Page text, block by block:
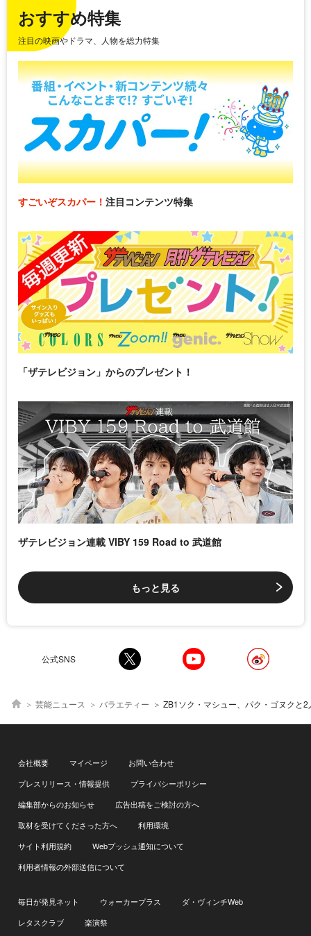
おすすめ特集
注目の映画やドラマ、人物を総力特集
すごいぞスカパー！ 注目コンテンツ特集
「ザテレビジョン」からのプレゼント！
ザテレビジョン連載 VIBY 159 Road to 武道館
もっと見る
公式SNS
芸能ニュース バラエティー ZB1ソク・マシュー、パク・ゴヌクと2人きりで臨む制作発表に緊張「ゴヌクに頼ると思う」＜
会社概要 マイページ
お問い合わせ
プレスリリース・情報提供
プライバシーポリシー
編集部からのお知らせ
広告出稿をご検討の方へ
取材を受けてくださった方へ
利用環境
サイト利用規約
Webプッシュ通知について
利用者情報の外部送信について
毎日が発見ネット ウォーカープラス
ダ・ヴィンチWeb
レタスクラブ
楽演祭